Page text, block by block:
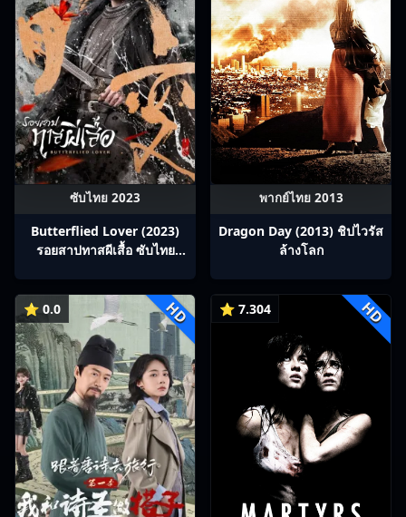
ซับไทย 2023
Butterflied Lover (2023)
รอยสาปทาสผีเสื้อ ซับไทย
พากย์ไทย 2013
Dragon Day (2013) ชิปไวรัส
ล้างโลก
⭐ 0.0 HD ⭐ 7.304 HD